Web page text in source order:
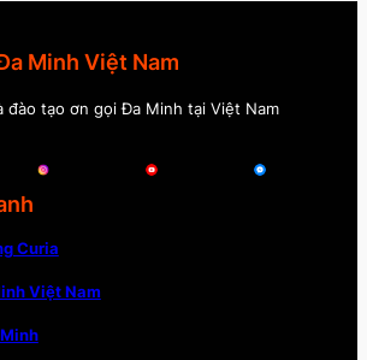
Minh Việt Nam
đào tạo ơn gọi Đa Minh tại Việt Nam
Curia
Việt Nam